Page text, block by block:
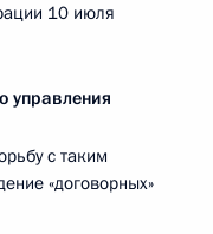
10 июля
управления
с таким
«договорных»